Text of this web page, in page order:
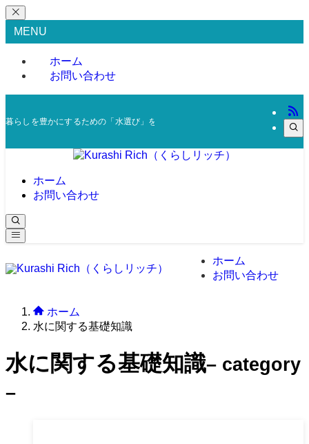
MENU
ホーム
お問い合わせ
暮らしを豊かにするための「水選び」をサポート
ホーム
お問い合わせ
ホーム
お問い合わせ
ホーム
水に関する基礎知識
水に関する基礎知識– category
–